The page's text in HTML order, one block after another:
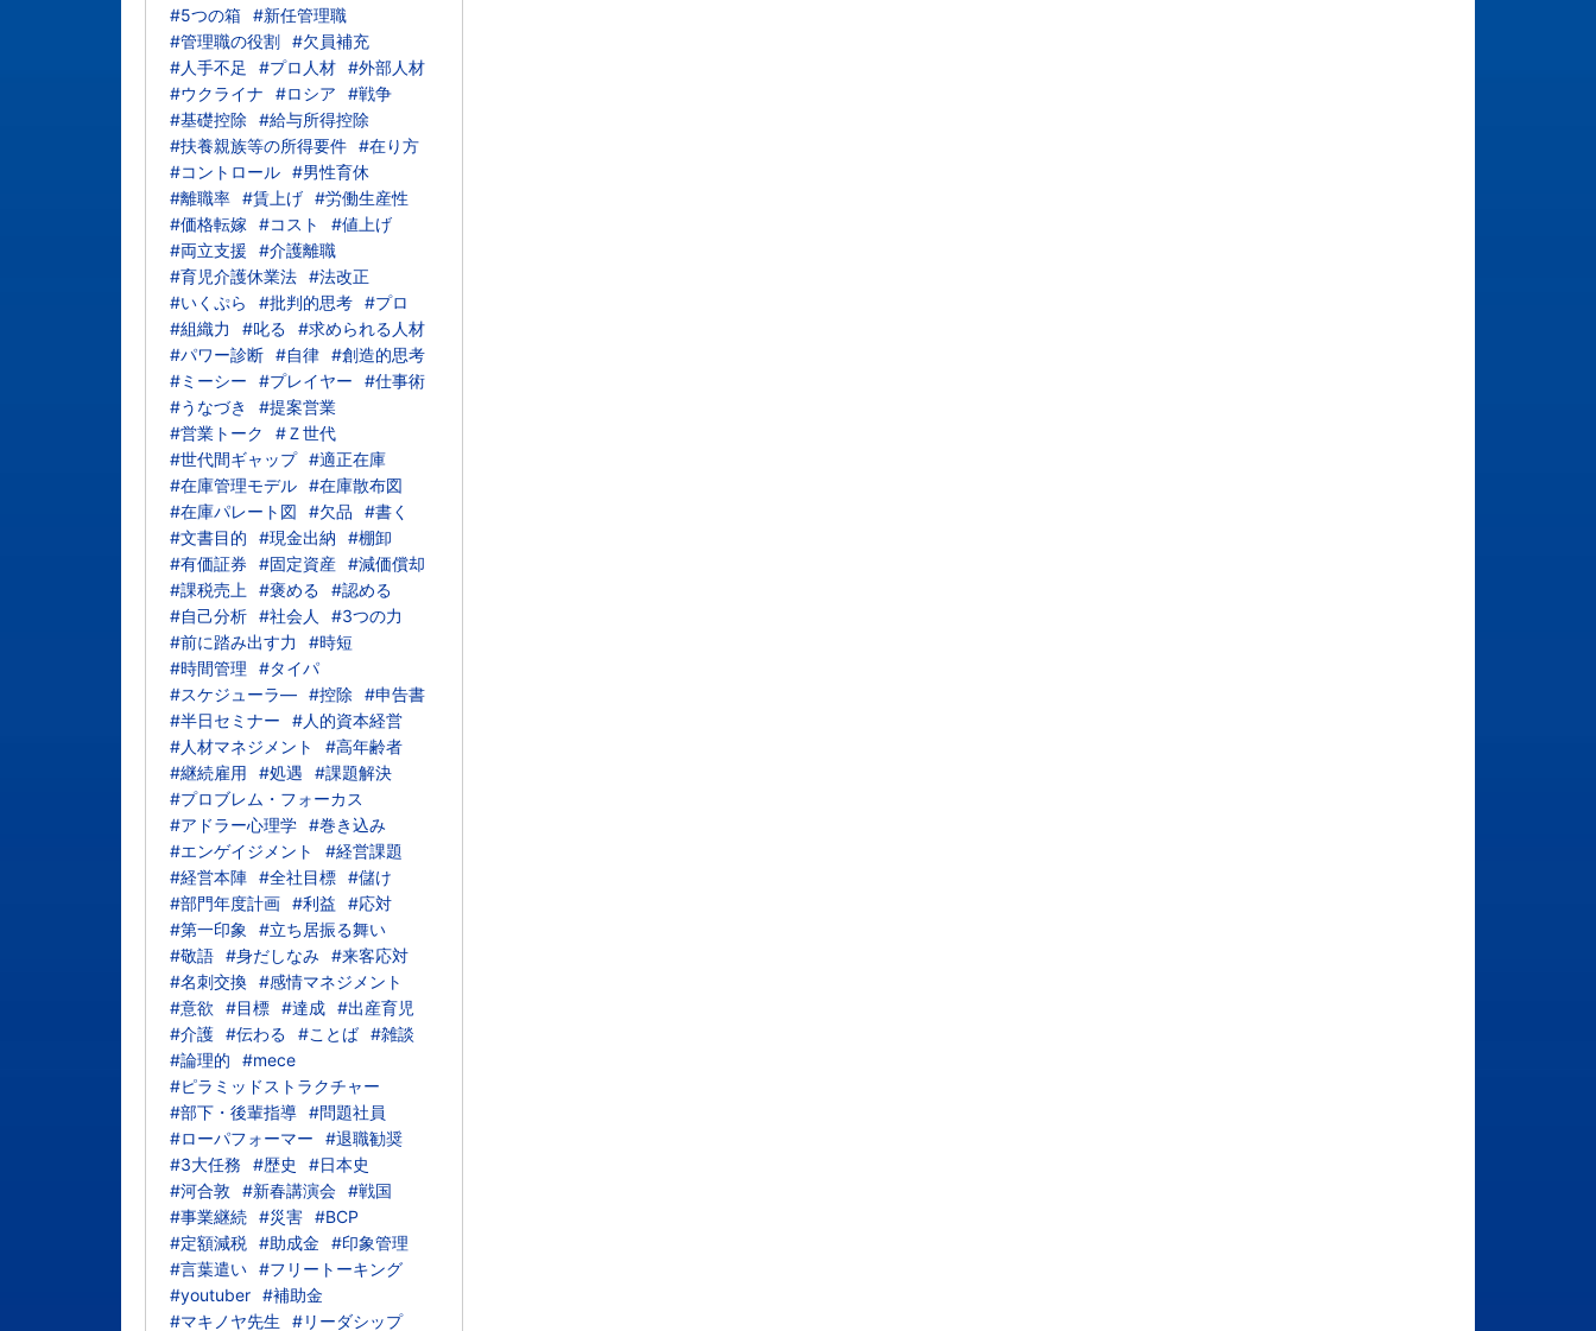
#5つの箱 #新任管理職
#管理職の役割 #欠員補充
#人手不足
#プロ人材 #外部人材
#ウクライナ
#ロシア
#戦争
#基礎控除
#給与所得控除
#扶養親族等の所得要件 #在り方
#コントロール #男性育休
#離職率 #賃上げ #労働生産性
#価格転嫁
#コスト
#値上げ
#両立支援
#介護離職
#育児介護休業法 #法改正
#いくぷら
#批判的思考 #プロ
#組織力
#叱る
#求められる人材
#パワー診断 #自律 #創造的思考
#ミーシー
#プレイヤー
#仕事術
#うなづき
#提案営業
#営業トーク
#Ｚ世代
#世代間ギャップ #適正在庫
#在庫管理モデル #在庫散布図
#在庫パレート図
#欠品
#書く
#文書目的
#現金出納
#棚卸
#有価証券
#固定資産 #減価償却
#課税売上
#褒める
#認める
#自己分析 #社会人
#3つの力
#前に踏み出す力
#時短
#時間管理
#タイパ
#スケジューラ― #控除
#申告書
#半日セミナー
#人的資本経営
#人材マネジメント
#高年齢者
#継続雇用
#処遇
#課題解決
#プロブレム・フォーカス
#アドラー心理学 #巻き込み
#エンゲイジメント
#経営課題
#経営本陣 #全社目標 #儲け
#部門年度計画 #利益
#応対
#第一印象
#立ち居振る舞い
#敬語 #身だしなみ #来客応対
#名刺交換 #感情マネジメント
#意欲
#目標 #達成 #出産育児
#介護 #伝わる #ことば #雑談
#論理的
#mece
#ピラミッドストラクチャー
#部下・後輩指導 #問題社員
#ローパフォーマー
#退職勧奨
#3大任務
#歴史
#日本史
#河合敦
#新春講演会 #戦国
#事業継続 #災害 #BCP
#定額減税 #助成金
#印象管理
#言葉遣い #フリートーキング
#youtuber #補助金
#マキノヤ先生
#リーダシップ